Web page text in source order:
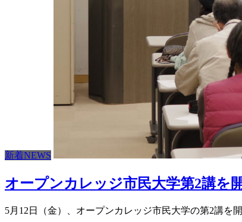
新着NEWS
オープンカレッジ市民大学第2講を
5月12日（金）、オープンカレッジ市民大学の第2講